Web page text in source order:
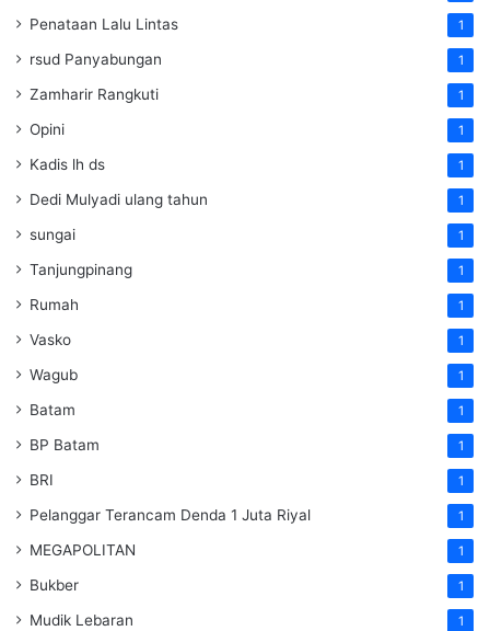
Penataan Lalu Lintas 1
rsud Panyabungan 1
Zamharir Rangkuti 1
Opini 1
Kadis lh ds 1
Dedi Mulyadi ulang tahun 1
sungai 1
Tanjungpinang 1
Rumah 1
Vasko 1
Wagub 1
Batam 1
BP Batam 1
BRI 1
Pelanggar Terancam Denda 1 Juta Riyal 1
MEGAPOLITAN 1
Bukber 1
Mudik Lebaran 1